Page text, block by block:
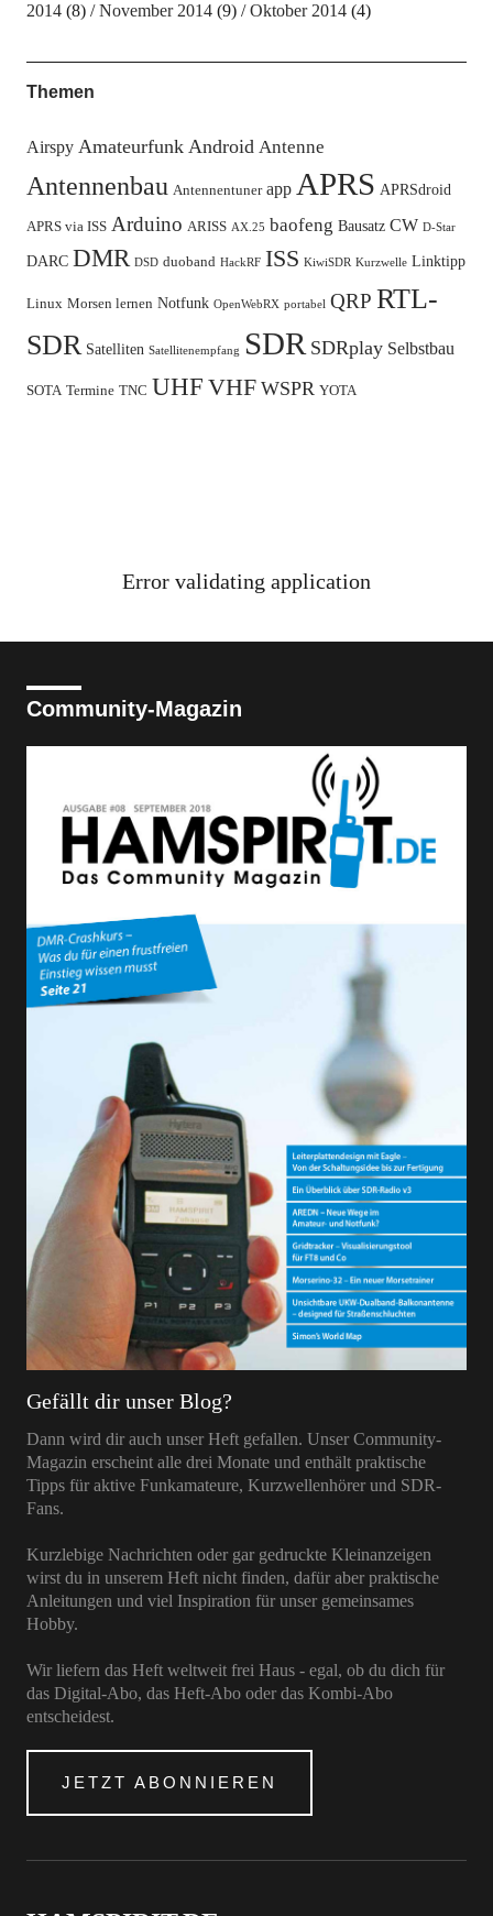
2014(8) November 2014(9) Oktober 2014(4)
Themen
Airspy Amateurfunk Android Antenne
Antennenbau Antennentuner app APRS APRSdroid
APRS via ISS Arduino ARISS AX.25 baofeng Bausatz CW D-Star
DARC DMR DSD duoband HackRF ISS KiwiSDR Kurzwelle Linktipp
Linux Morsen lernen Notfunk OpenWebRX portabel QRP RTL-
SDR Satelliten Satellitenempfang SDR SDRplay Selbstbau
SOTA Termine TNC UHF VHF WSPR YOTA
Error validating application
Community-Magazin
Gefällt dir unser Blog?
Dann wird dir auch unser Heft gefallen. Unser Community-
Magazin erscheint alle drei Monate und enthält praktische
Tipps für aktive Funkamateure, Kurzwellenhörer und SDR-
Fans.
Kurzlebige Nachrichten oder gar gedruckte Kleinanzeigen
wirst du in unserem Heft nicht finden, dafür aber praktische
Anleitungen und viel Inspiration für unser gemeinsames
Hobby.
Wir liefern das Heft weltweit frei Haus - egal, ob du dich für
das Digital-Abo, das Heft-Abo oder das Kombi-Abo
entscheidest.
JETZT ABONNIEREN